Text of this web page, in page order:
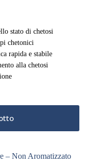
stato di chetosi
chetonici
rapida e stabile
alla chetosi